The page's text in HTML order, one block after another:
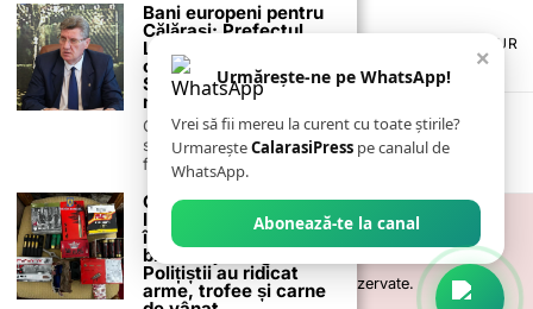
TERMENI ȘI CONDIȚII
POLITICA DE ANULARE & RETUR
PUBLICITATE ONLINE & TIPĂRITĂ
CONTACT
ZIARUL ANUNȚUL CĂLĂRĂȘEAN
© 2026- Toate drepturile sunt rezervate.
×
Urmărește-ne pe WhatsApp!
Vrei să fii mereu la curent cu toate știrile?
UrmareșteCalarasiPress pe canalul de
WhatsApp.
Abonează-te la canal
Bani europeni pentru
Călărași: Prefectul
Laurențiu State anunță
colaborarea cu ADR
Sud-Muntenia pentru
noi finanțări
Călărașul se pregătește
să intre pe harta
finanțărilor europene, cu
Cinci percheziții în
Ialomița și Călărași
într-un dosar de
braconaj cinegetic.
Polițiștii au ridicat
arme, trofee și carne